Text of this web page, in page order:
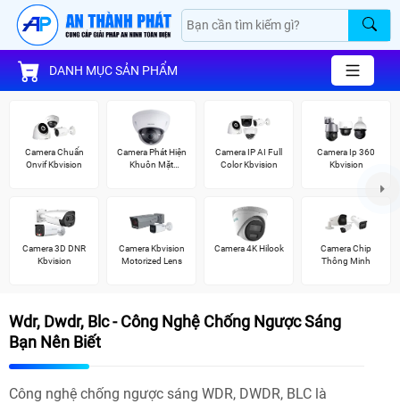
DANH MỤC SẢN PHẨM
Camera Chuẩn
Onvif Kbvision
Camera Phát Hiện
Khuôn Mặt
Camera IP AI Full
Color Kbvision
Camera Ip 360
Kbvision
Camera 3D DNR
Kbvision
Camera Kbvision
Motorized Lens
Camera 4K Hilook
Camera Chip
Thông Minh
Wdr, Dwdr, Blc - Công Nghệ Chống Ngược Sáng
Bạn Nên Biết
Công nghệ chống ngược sáng WDR, DWDR, BLC là